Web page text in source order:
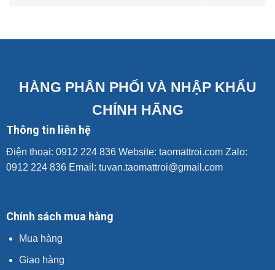
HÀNG PHÂN PHỐI VÀ NHẬP KHẨU
CHÍNH HÃNG
Thông tin liên hệ
Điện thoại: 0912 224 836 Website: taomattroi.com Zalo:
0912 224 836 Email: tuvan.taomattroi@gmail.com
Chính sách mua hàng
Mua hàng
Giao hàng